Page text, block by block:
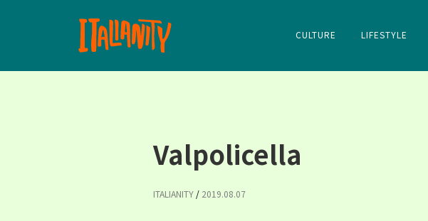
CULTURE LIFESTYLE
Valpolicella
ITALIANITY / 2019.08.07